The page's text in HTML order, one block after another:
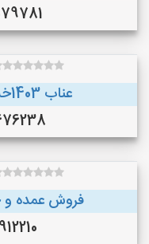
عناب 1403خشک ریز درشت متوسط
فروش عمده و